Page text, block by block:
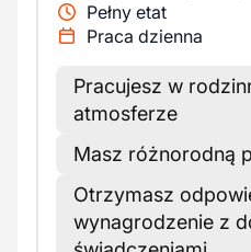
Pełny etat
Praca dzienna
Pracujesz w
atmosferze
Masz różnorodną
Otrzymasz
wynagrodzenie z